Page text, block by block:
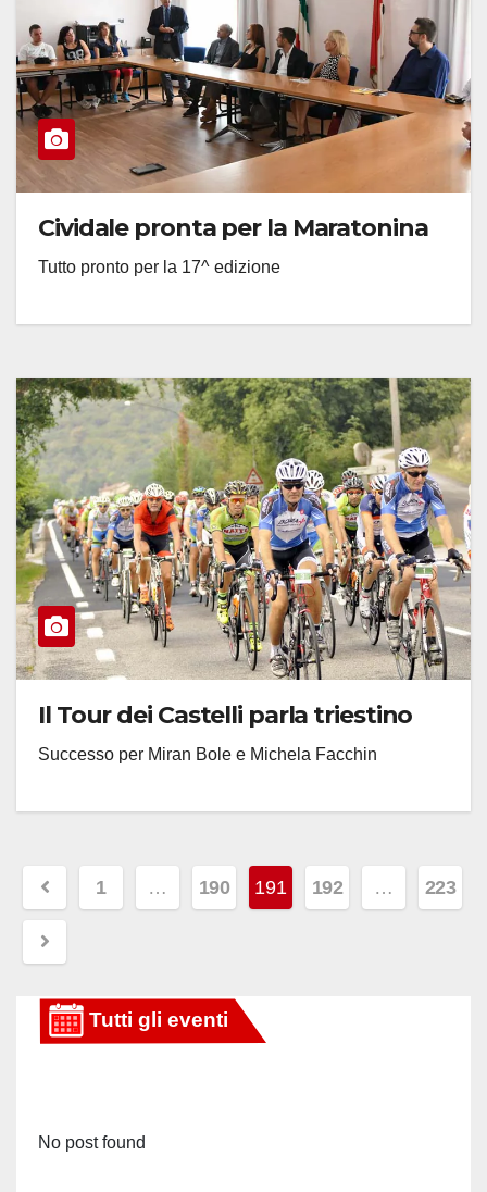
Cividale pronta per la Maratonina
Tutto pronto per la 17^ edizione
Il Tour dei Castelli parla triestino
Successo per Miran Bole e Michela Facchin
Paginazione
degli
articoli
1 … 190 191 192 … 223
No post found